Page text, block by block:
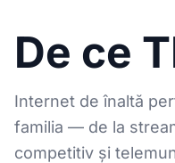
De ce
Internet de înaltă
familia — de la
competitiv și